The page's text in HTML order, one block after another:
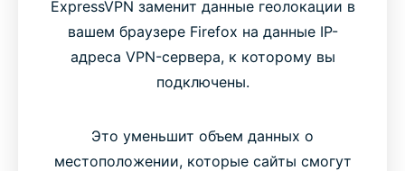
ExpressVPN заменит данные геолокации в
вашем браузере Firefox на данные IP-
адреса VPN-сервера, к которому вы
подключены.
Это уменьшит объем данных о
местоположении, которые сайты смогут